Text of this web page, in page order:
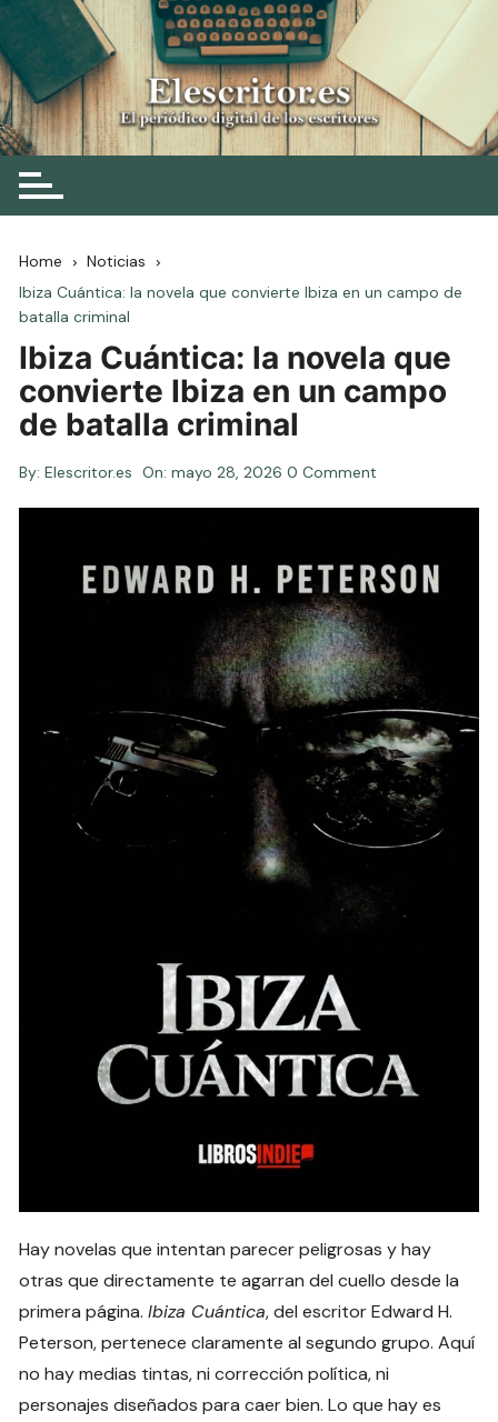
Skip
to
content
Elescritor.es
El periódico digital de los escritores
Home
Noticias
Ibiza Cuántica: la novela que convierte Ibiza en un campo de
batalla criminal
Ibiza Cuántica: la novela que
convierte Ibiza en un campo
de batalla criminal
By: Elescritor.es On:mayo 28, 2026 0 Comment
Hay novelas que intentan parecer peligrosas y hay
otras que directamente te agarran del cuello desde la
primera página.Ibiza Cuántica, del escritor Edward H.
Peterson, pertenece claramente al segundo grupo. Aquí
no hay medias tintas, ni corrección política, ni
personajes diseñados para caer bien. Lo que hay es